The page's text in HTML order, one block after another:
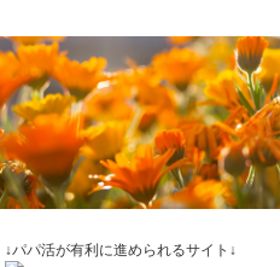
↓パパ活が有利に進められるサイト↓